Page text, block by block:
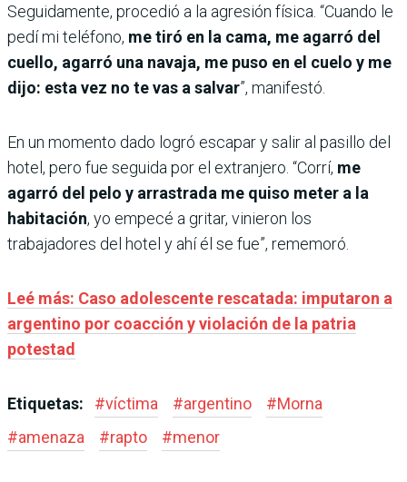
Seguidamente, procedió a la agresión física. “Cuando le
pedí mi teléfono, me tiró en la cama, me agarró del
cuello, agarró una navaja, me puso en el cuelo y me
dijo: esta vez no te vas a salvar”, manifestó.
En un momento dado logró escapar y salir al pasillo del
hotel, pero fue seguida por el extranjero. “Corrí, me
agarró del pelo y arrastrada me quiso meter a la
habitación, yo empecé a gritar, vinieron los
trabajadores del hotel y ahí él se fue”, rememoró.
Leé más: Caso adolescente rescatada: imputaron a
argentino por coacción y violación de la patria
potestad
Etiquetas: #víctima #argentino #Morna
#amenaza #rapto #menor